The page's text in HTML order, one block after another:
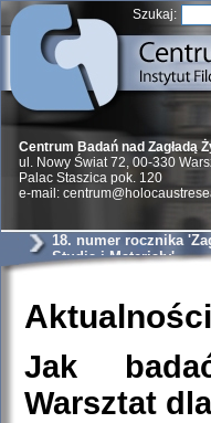
Szukaj:
Centrum Badań nad Zagładą
ul. Nowy Świat 72, 00-330
Palac Staszica pok. 120
e-mail:
18. numer rocznika
Studia i Materiały'
Aktualności
Jak
Warsztat